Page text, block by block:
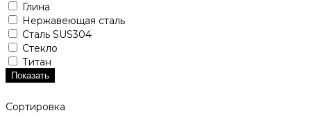
Глина
Нержавеющая сталь
Сталь SUS304
Стекло
Титан
Показать
Сортировка